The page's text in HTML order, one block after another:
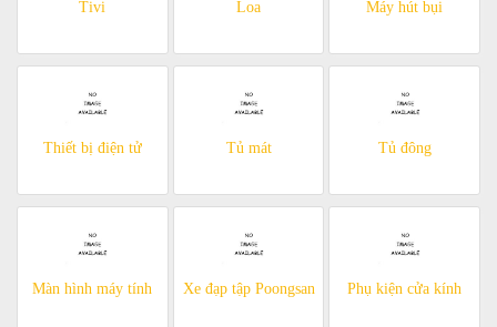
Tivi Loa Máy hút bụi
Thiết bị điện tử Tủ mát Tủ đông
Màn hình máy tính Xe đạp tập Poongsan Phụ kiện cửa kính